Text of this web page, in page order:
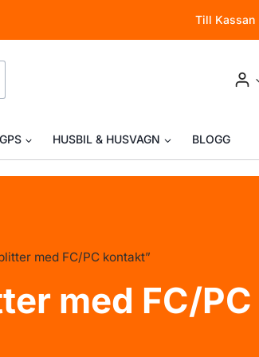
Till Kassan
GPS HUSBIL & HUSVAGN BLOGG
med FC/PC kontakt”
med FC/